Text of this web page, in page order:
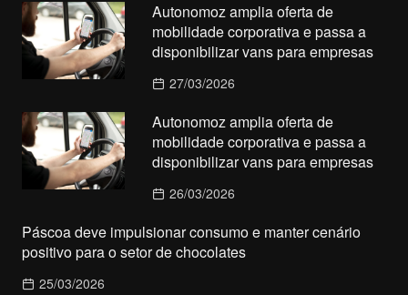
Autonomoz amplia oferta de
mobilidade corporativa e passa a
disponibilizar vans para empresas
27/03/2026
Autonomoz amplia oferta de
mobilidade corporativa e passa a
disponibilizar vans para empresas
26/03/2026
Páscoa deve impulsionar consumo e manter cenário
positivo para o setor de chocolates
25/03/2026